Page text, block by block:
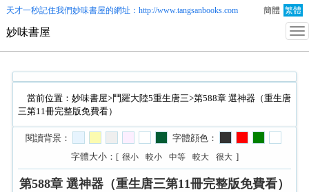
天才一秒記住我們妙味書屋的網址：http://www.tangsanbooks.com 簡體 繁體
妙味書屋
當前位置： 妙味書屋>鬥羅大陸5重生唐三>第588章 選神器（重生唐
三第11冊完整版免費看）
閱讀背景：
字體顔色：
字體大小：[ 很小 較小 中等 較大 很大 ]
第588章 選神器（重生唐三第11冊完整版免費看）